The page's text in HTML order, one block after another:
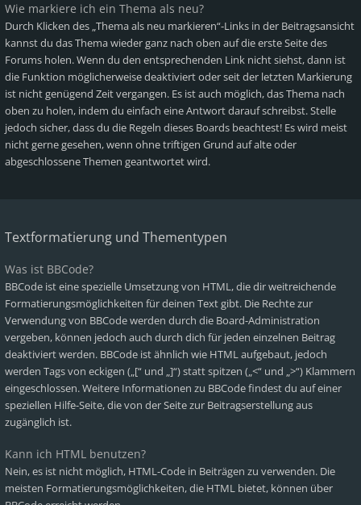
Wie markiere ich ein Thema als neu?
Durch Klicken des „Thema als neu markieren“-Links in der Beitragsansicht
kannst du das Thema wieder ganz nach oben auf die erste Seite des
Forums holen. Wenn du den entsprechenden Link nicht siehst, dann ist
die Funktion möglicherweise deaktiviert oder seit der letzten Markierung
ist nicht genügend Zeit vergangen. Es ist auch möglich, das Thema nach
oben zu holen, indem du einfach eine Antwort darauf schreibst. Stelle
jedoch sicher, dass du die Regeln dieses Boards beachtest! Es wird meist
nicht gerne gesehen, wenn ohne triftigen Grund auf alte oder
abgeschlossene Themen geantwortet wird.
Textformatierung und Thementypen
Was ist BBCode?
BBCode ist eine spezielle Umsetzung von HTML, die dir weitreichende
Formatierungsmöglichkeiten für deinen Text gibt. Die Rechte zur
Verwendung von BBCode werden durch die Board-Administration
vergeben, können jedoch auch durch dich für jeden einzelnen Beitrag
deaktiviert werden. BBCode ist ähnlich wie HTML aufgebaut, jedoch
werden Tags von eckigen („[“ und „]“) statt spitzen („<“ und „>“) Klammern
eingeschlossen. Weitere Informationen zu BBCode findest du auf einer
speziellen Hilfe-Seite, die von der Seite zur Beitragserstellung aus
zugänglich ist.
Kann ich HTML benutzen?
Nein, es ist nicht möglich, HTML-Code in Beiträgen zu verwenden. Die
meisten Formatierungsmöglichkeiten, die HTML bietet, können über